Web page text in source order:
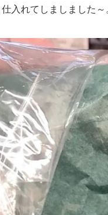
入れてしましました～